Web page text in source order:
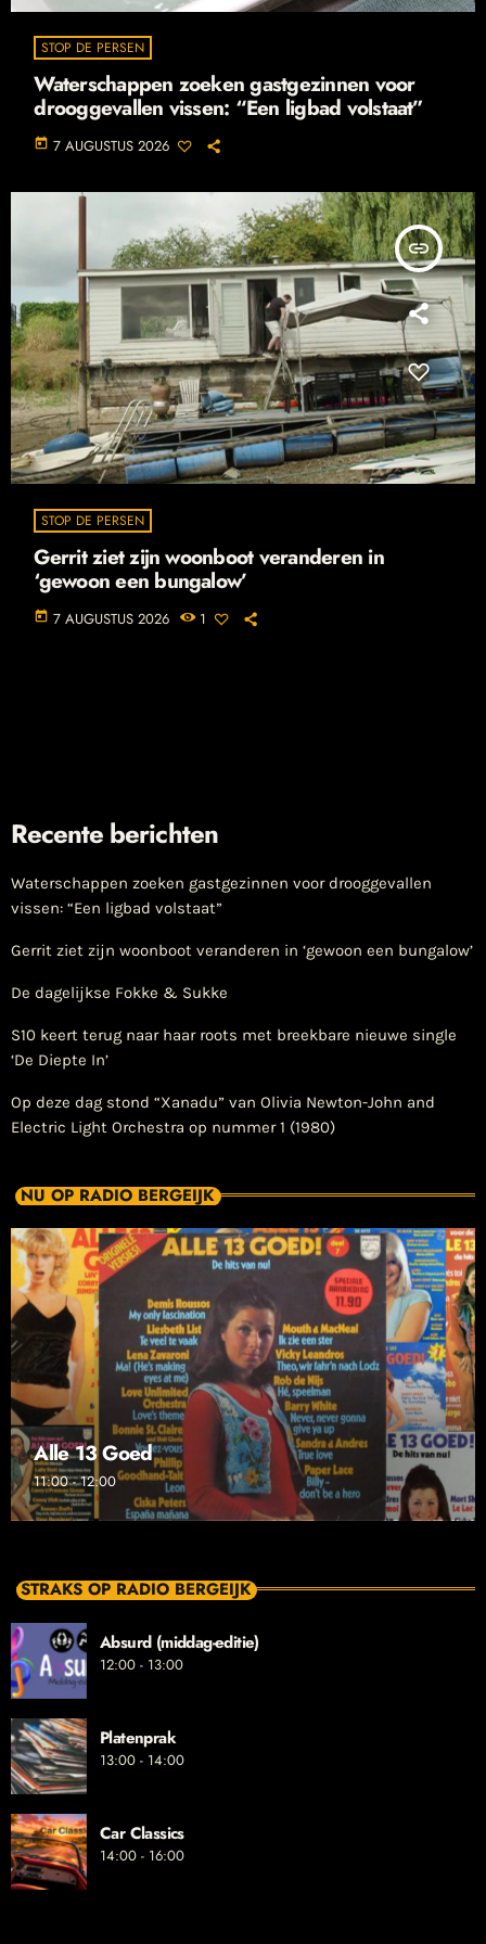
STOP DE PERSEN
Waterschappen zoeken gastgezinnen voor
drooggevallen vissen: “Een ligbad volstaat”
today 7 AUGUSTUS 2026
insert_link
STOP DE PERSEN
Gerrit ziet zijn woonboot veranderen in
‘gewoon een bungalow’
today 7 AUGUSTUS 2026 1
Recente berichten
Waterschappen zoeken gastgezinnen voor drooggevallen
vissen: “Een ligbad volstaat”
Gerrit ziet zijn woonboot veranderen in ‘gewoon een bungalow’
De dagelijkse Fokke & Sukke
S10 keert terug naar haar roots met breekbare nieuwe single
‘De Diepte In’
Op deze dag stond “Xanadu” van Olivia Newton-John and
Electric Light Orchestra op nummer 1 (1980)
NU OP RADIO BERGEIJK
Alle 13 Goed
11:00 - 12:00
STRAKS OP RADIO BERGEIJK
Absurd (middag-editie)
12:00 - 13:00
Platenprak
13:00 - 14:00
Car Classics
14:00 - 16:00